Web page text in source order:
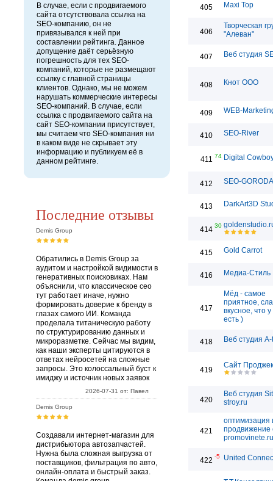
В случае, если с продвигаемого
сайта отсутствовала ссылка на
SEO-компанию, он не
привязывался к ней при
составлении рейтинга. Данное
допущение даёт серьёзную
погрешность для тех SEO-
компаний, которые не размещают
ссылку с главной страницы
клиентов. Однако, мы не можем
нарушать коммерческие интересы
SEO-компаний. В случае, если
ссылка с продвигаемого сайта на
сайт SEO-компании присутствует,
мы считаем что SEO-компания ни
в каком виде не скрывает эту
информацию и публикуем её в
данном рейтинге.
Последние отзывы
Demis Group
Обратились в Demis Group за
аудитом и настройкой видимости в
генеративных поисковиках. Нам
объяснили, что классическое сео
тут работает иначе, нужно
формировать доверие к бренду в
глазах самого ИИ. Команда
проделала титаническую работу
по структурированию данных и
микроразметке. Сейчас мы видим,
как наши эксперты цитируются в
ответах нейросетей на сложные
запросы. Это колоссальный буст к
имиджу и источник новых заявок
2026-07-31 от: Павел
Demis Group
Создавали интернет-магазин для
дистрибьютора автозапчастей.
Нужна была сложная выгрузка от
поставщиков, фильтрация по авто,
онлайн-оплата и быстрый заказ.
405 Maxi Top
406
Творческая
"Алеван"
407 Веб студия
408 Кнот ООО
409 WEB-
410 SEO-River
411 74 Digital
412 SEO-GORODA
413 DarkArt3D
414 30
415 Gold Carrot
416 Медиа-Стиль
417
Мёд - самое
приятное,
вкусное, что
есть )
418 Веб студия
419
Сайт
420
Веб студия
stroy.ru
421
оптимизация
продвижение
promovinete.ru
422 -5 United